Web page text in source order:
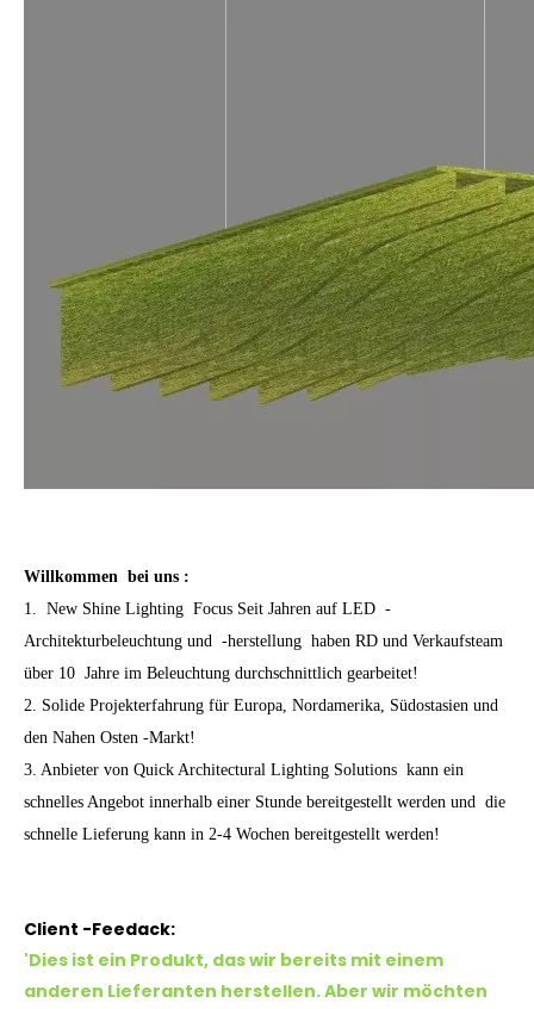
Willkommen bei uns :
1. New Shine Lighting Focus Seit Jahren auf LED -
Architekturbeleuchtung und -herstellung haben RD und Verkaufsteam
über 10 Jahre im Beleuchtung durchschnittlich gearbeitet!
2. Solide Projekterfahrung für Europa, Nordamerika, Südostasien und
den Nahen Osten -Markt!
3. Anbieter von Quick Architectural Lighting Solutions kann ein
schnelles Angebot innerhalb einer Stunde bereitgestellt werden und die
schnelle Lieferung kann in 2-4 Wochen bereitgestellt werden!
Client -Feedack:
'Dies ist ein Produkt, das wir bereits mit einem
anderen Lieferanten herstellen. Aber wir möchten